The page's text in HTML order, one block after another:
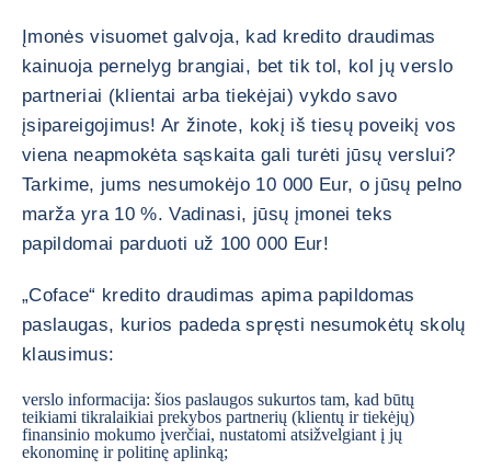
Įmonės visuomet galvoja, kad kredito draudimas
kainuoja pernelyg brangiai, bet tik tol, kol jų verslo
partneriai (klientai arba tiekėjai) vykdo savo
įsipareigojimus! Ar žinote, kokį iš tiesų poveikį vos
viena neapmokėta sąskaita gali turėti jūsų verslui?
Tarkime, jums nesumokėjo 10 000 Eur, o jūsų pelno
marža yra 10 %. Vadinasi, jūsų įmonei teks
papildomai parduoti už 100 000 Eur!
„Coface“ kredito draudimas apima papildomas
paslaugas, kurios padeda spręsti nesumokėtų skolų
klausimus:
verslo informacija: šios paslaugos sukurtos tam, kad būtų
teikiami tikralaikiai prekybos partnerių (klientų ir tiekėjų)
finansinio mokumo įverčiai, nustatomi atsižvelgiant į jų
ekonominę ir politinę aplinką;